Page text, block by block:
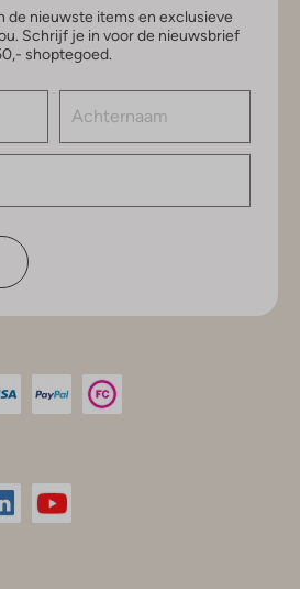
de nieuwste items en exclusieve
Schrijf je in voor de nieuwsbrief
shoptegoed.